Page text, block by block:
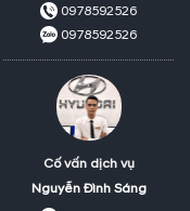
0978592526
0978592526
Cố vấn dịch vụ
Nguyễn Đình Sáng